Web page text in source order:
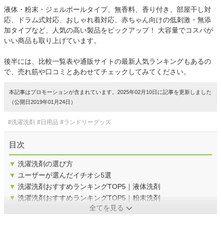
液体・粉末・ジェルボールタイプ、無香料、香り付き、部屋干し対
応、ドラム式対応、おしゃれ着対応、赤ちゃん向けの低刺激・無添
加タイプなど、人気の高い製品をピックアップ！ 大容量でコスパが
いい商品も取り上げています。
後半には、比較一覧表や通販サイトの最新人気ランキングもあるの
で、売れ筋や口コミとあわせてチェックしてみてください。
本記事はプロモーションが含まれています。2025年02月10日に記事を更新しました
（公開日2019年01月24日）
#洗濯洗剤 #日用品 #ランドリーグッズ
目次
▼ 洗濯洗剤の選び方
▼ ユーザーが選んだイチオシ5選
▼ 洗濯洗剤おすすめランキングTOP5｜液体洗剤
▼ 洗濯洗剤おすすめランキングTOP5｜粉末洗剤
全てを見る